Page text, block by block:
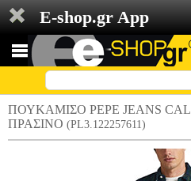
E-shop.gr App
ΠΟΥΚΑΜΙΣΟ PEPE JEANS
ΠΡΑΣΙΝΟ (PL3.122257611)